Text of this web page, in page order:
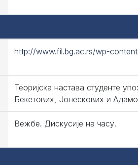
http://www.fil.bg.ac.rs/wp-
Теоријска настава студенте
Бекетових, Јонескових и
Вежбе. Дискусије на часу.